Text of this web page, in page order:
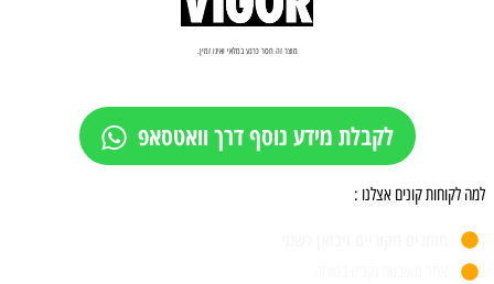
מוצר זה חסר כרגע במלאי ואינו זמין.
לקבלת מידע נוסף דרך וואטסאפ
למה לקוחות קונים אצלנו :